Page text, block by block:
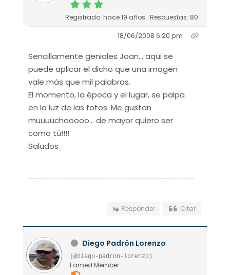
Registrado: hace 19 años Respuestas: 80
18/06/2008 6:20 pm
Sencillamente geniales Joan... aqui se
puede aplicar el dicho que una imagen
vale más que mil palabras.
El momento, la época y el lugar, se palpa
en la luz de las fotos. Me gustan
muuuuchooooo... de mayor quiero ser
como tú!!!!
Saludos
Responder Citar
Diego Padrón Lorenzo
(@diego-padron-lorenzo)
Famed Member